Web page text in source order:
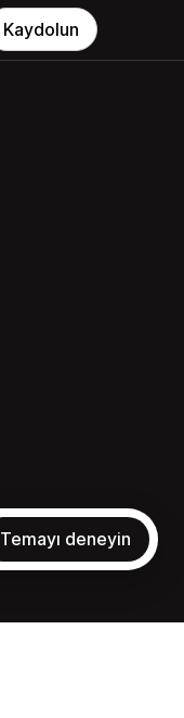
Kaydolun
Temayı deneyin